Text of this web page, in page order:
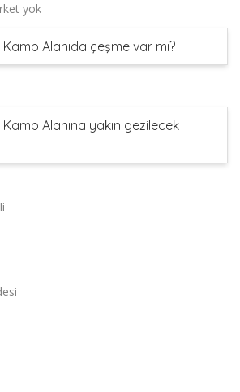
yok
Kamp Alanıda çeşme var mı?
Kamp Alanına yakın gezilecek